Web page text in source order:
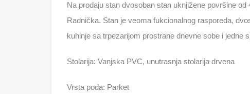
Na prodaju stan dvosoban stan uknjižene površine
Radnička. Stan je veoma fukcionalnog rasporeda,
kuhinje sa trpezarijom prostrane dnevne sobe i jedne
Stolarija: Vanjska PVC, unutrasnja stolarija drvena
Vrsta poda: Parket